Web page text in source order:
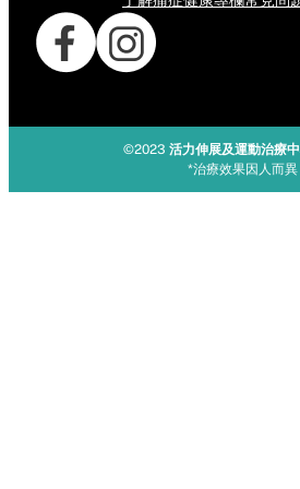
©2023 活力伸展及運動治療
*治療效果因人而異